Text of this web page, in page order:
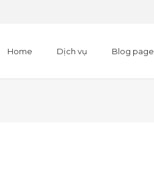
Home Dịch vụ Blog page